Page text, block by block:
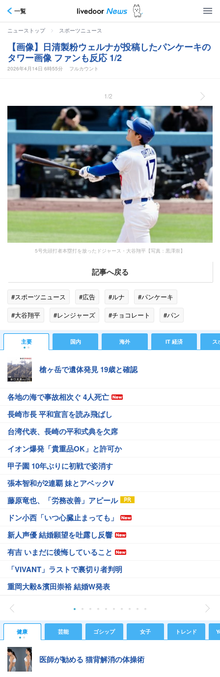
一覧
ニューストップ > スポーツニュース
【画像】日清製粉ウェルナが投稿したパンケーキの
タワー画像 ファンも反応 1/2
2026年4月14日 6時55分 フルカウント
1/2
5号先頭打者本塁打を放ったドジャース・大谷翔平【写真：黒澤崇】
記事へ戻る
#スポーツニュース #広告 #ルナ
#パンケーキ
#大谷翔平
#レンジャーズ #チョコレート
#パン
#日清製粉
#ドジャース #イチゴ #ケーキ
主要 国内 海外 IT 経済 ス
槍ヶ岳で遺体発見 19歳と確認
各地の海で事故相次ぐ 4人死亡
長崎市長 平和宣言を読み飛ばし
台湾代表、長崎の平和式典を欠席
イオン爆発「貴重品OK」と許可か
甲子園 10年ぶりに初戦で姿消す
張本智和が2連覇 妹とアベックV
藤原竜也、「労務改善」アピール
ドン小西「いつ心臓止まっても」
新人声優 結婚願望を吐露し反響
有吉 いまだに後悔していること
「VIVANT」ラストで裏切り者判明
重岡大毅&濱田崇裕 結婚W発表
健康 芸能 ゴシップ 女子 トレンド
医師が勧める 猫背解消の体操術